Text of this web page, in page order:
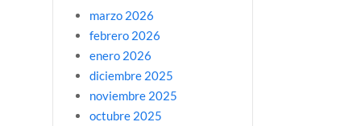
marzo 2026
febrero 2026
enero 2026
diciembre 2025
noviembre 2025
octubre 2025